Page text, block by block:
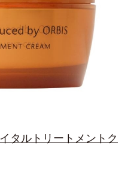
タルトリートメントク